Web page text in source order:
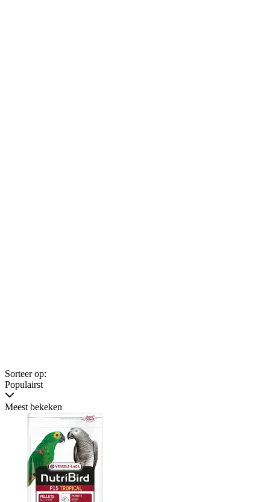
Sorteer op:
Populairst
Meest bekeken